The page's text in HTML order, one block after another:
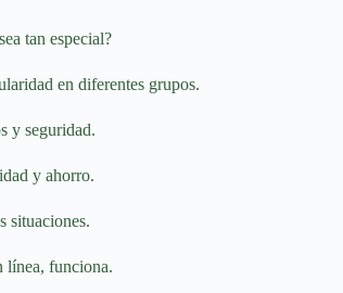
tan especial?
en diferentes grupos.
y seguridad.
y ahorro.
situaciones.
línea, funciona.